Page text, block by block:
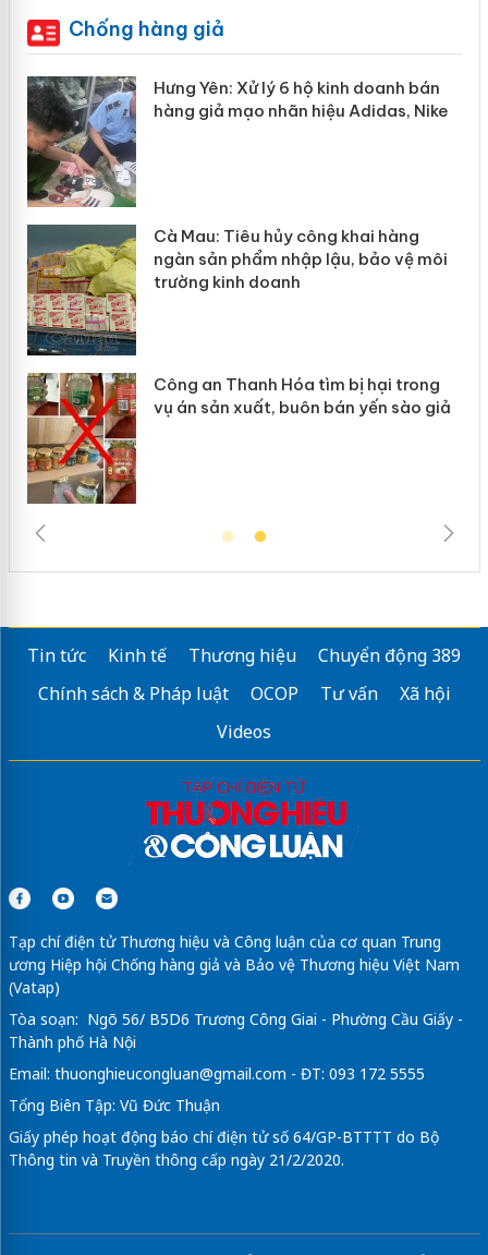
Chống hàng giả
Xử lý 6 hộ kinh doanh bán
nhãn hiệu Adidas, Nike
hủy công khai hàng
phẩm nhập lậu, bảo vệ môi
doanh
Hóa tìm bị hại trong
xuất, buôn bán yến sào giả
Bảo vệ thương
“mất bò mới lo
Khẩn trương
Slimaura Care
Lào Cai xử lý
mại trong
Tin tức Kinh tế Thương hiệu
Chuyển động 389
Chính sách & Pháp luật
OCOP Tư vấn
Xã hội
Videos
Tạp chí điện tử Thương hiệu và Công luận của cơ quan Trung
ương Hiệp hội Chống hàng giả và Bảo vệ Thương hiệu Việt Nam
(Vatap)
Tòa soạn: Ngõ 56/ B5D6 Trương Công Giai - Phường Cầu Giấy -
Thành phố Hà Nội
Email: thuonghieucongluan@gmail.com - ĐT: 093 172 5555
Tổng Biên Tập: Vũ Đức Thuận
Giấy phép hoạt động báo chí điện tử số 64/GP-BTTTT do Bộ
Thông tin và Truyền thông cấp ngày 21/2/2020.